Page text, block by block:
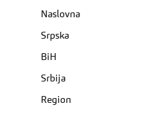
Naslovna
Srpska
BiH
Srbija
Region